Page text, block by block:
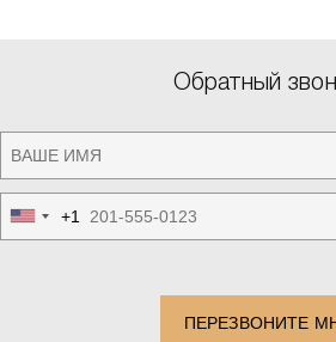
Обратный
United
States
+1
ПЕРЕЗВОНИТЕ